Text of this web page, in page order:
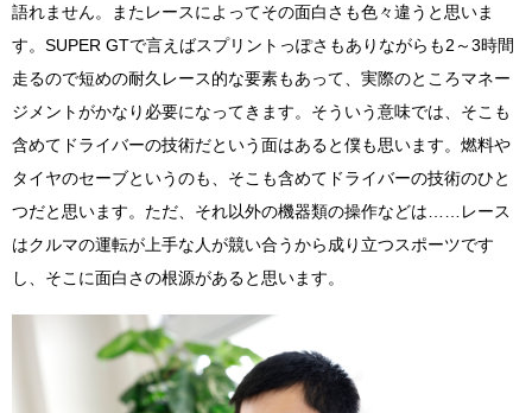
語れません。またレースによってその面白さも色々違うと思いま
す。 SUPER GTで言えばスプリントっぽさもありながらも2 ～3時間
走るので短めの耐久レース的な要素もあって、実際のところマネー
ジメントがかなり必要になってきます。そういう意味では、そこも
含めてドライバーの技術だという面はあると僕も思います。燃料や
タイヤのセーブというのも、そこも含めてドライバーの技術のひと
つだと思います。ただ、それ以外の機器類の操作などは……レース
はクルマの運転が上手な人が競い合うから成り立つスポーツです
し、そこに面白さの根源があると思います。